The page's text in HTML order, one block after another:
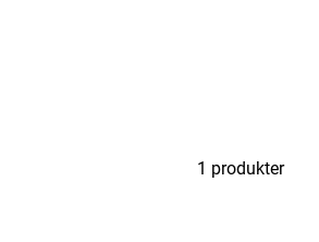
1 produkter